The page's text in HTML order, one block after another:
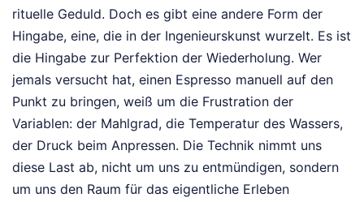
rituelle Geduld. Doch es gibt eine andere Form der
Hingabe, eine, die in der Ingenieurskunst wurzelt. Es ist
die Hingabe zur Perfektion der Wiederholung. Wer
jemals versucht hat, einen Espresso manuell auf den
Punkt zu bringen, weiß um die Frustration der
Variablen: der Mahlgrad, die Temperatur des Wassers,
der Druck beim Anpressen. Die Technik nimmt uns
diese Last ab, nicht um uns zu entmündigen, sondern
um uns den Raum für das eigentliche Erleben